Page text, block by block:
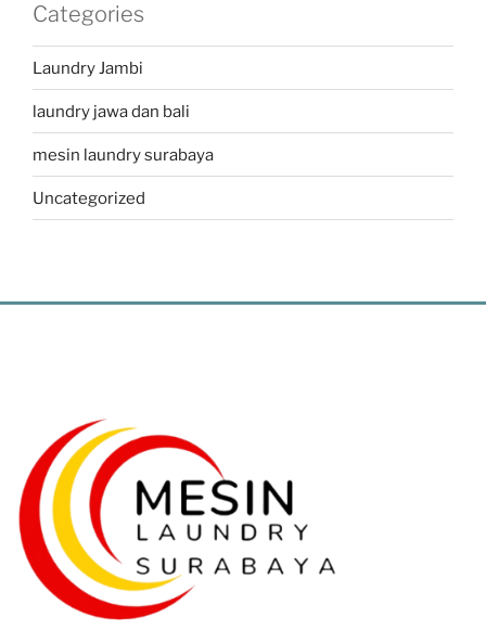
Categories
Laundry Jambi
laundry jawa dan bali
mesin laundry surabaya
Uncategorized